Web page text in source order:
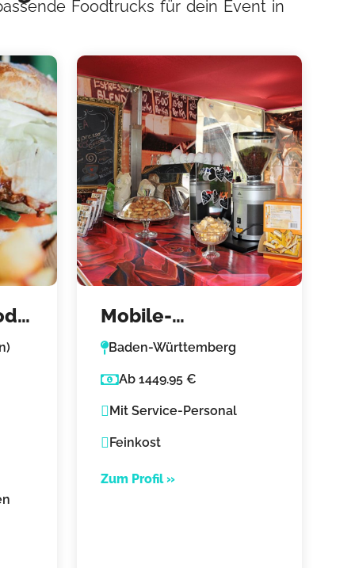
Foodtrucks für dein Event in
Mobile-
Cafelounge.bar –
Mobile Kaffeebar
für Events
Baden-Württemberg
Ab 1449.95 €
Mit Service-Personal
Feinkost
Zum Profil »